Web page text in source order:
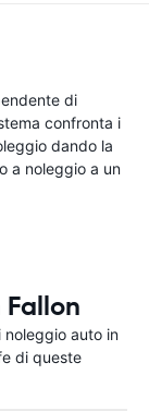
di
confronta i
dando la
a noleggio a un
noleggio auto in
di queste